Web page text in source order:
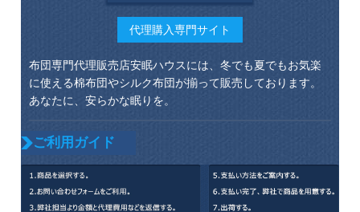
代理購入専門サイト
布団専門代理販売店安眠ハウスには、冬でも夏でもお気楽
に使える棉布団やシルク布団が揃って販売しております。
あなたに、安らかな眠りを。
ご利用ガイド